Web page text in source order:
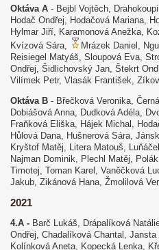
Oktáva A - Bejbl Vojtěch,
Hodač Ondřej, Hodačová Mariana,
Hylmar Jiří, Karamonová Anežka,
Kvízová Sára,
Mrázek Daniel,
Reisiegel Matyáš, Sloupová Eva,
Ondřej, Šidlichovský Jan, Štekrt
Vilímek Petr, Vlasák František,
Oktáva B - Břečková Veronika,
Dobiášová Anna, Dudková Adéla,
Fraňková Eliška, Hájek Michal,
Hůlová Dana, Hušnerová Sára,
Kryštof Matěj, Litera Matouš,
Najman Dominik, Plechl Matěj,
Timotej, Toman Karel, Vaněčková
Jakub, Zikánová Hana, Žmolilová
2021
4.A - Barč Lukáš, Drápalíková
Ondřej, Chadalíková Chantal,
Kolínková Aneta, Kopecká Lenka,